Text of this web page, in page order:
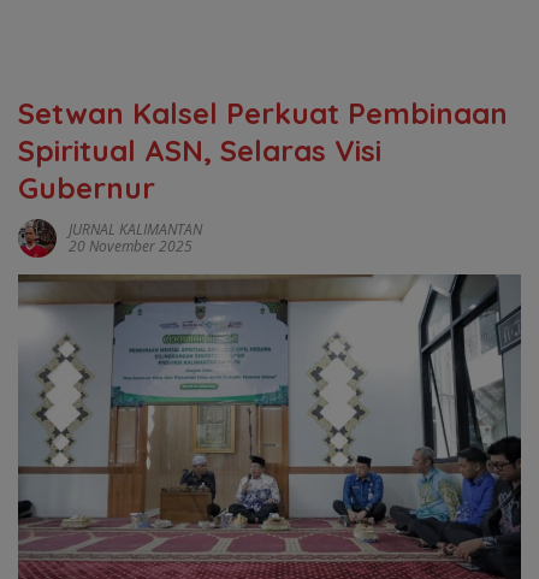
Setwan Kalsel Perkuat Pembinaan
Spiritual ASN, Selaras Visi
Gubernur
JURNAL KALIMANTAN
20 November 2025